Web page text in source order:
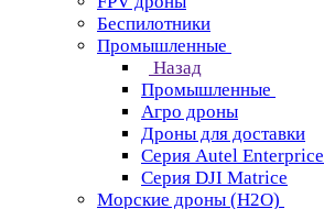
Беспилотники
Промышленные
Назад
Промышленные
Агро дроны
Дроны для доставки
Серия Autel Enterprice
Серия DJI Matrice
Морские дроны (H2O)